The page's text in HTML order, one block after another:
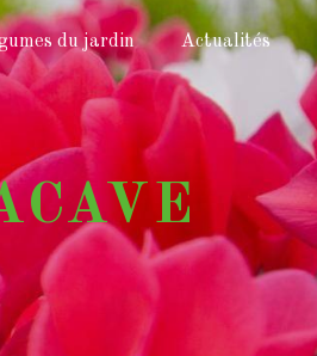
du jardin Actualités